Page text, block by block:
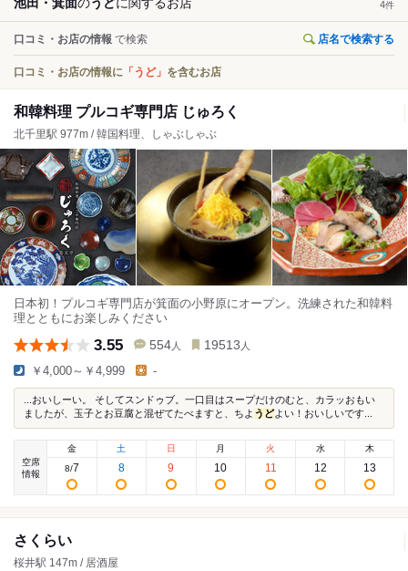
池田・箕面のうどに関するお店 4件
口コミ・お店の情報 で検索 店名で検索する
口コミ・お店の情報に 「うど」 を含むお店
和韓料理 プルコギ専門店 じゅろく
北千里駅 977m / 韓国料理、しゃぶしゃぶ
日本初！プルコギ専門店が箕面の小野原にオープン。洗練された和韓料
理とともにお楽しみください
3.55 554 人 19513 人
￥4,000～￥4,999 -
...おいしーい。 そしてスンドゥブ。一口目はスープだけのむと、カラッおもい
ましたが、玉子とお豆腐と混ぜてたべますと、ちよ うどよい！おいしいです...
空席
情報
金
8/7
土
8
日
9
月
10
火
11
水
12
木
13
さくらい
桜井駅 147m / 居酒屋